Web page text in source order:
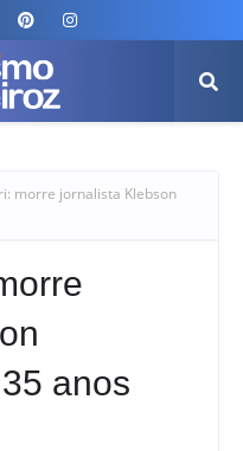
morre jornalista Klebson
anos